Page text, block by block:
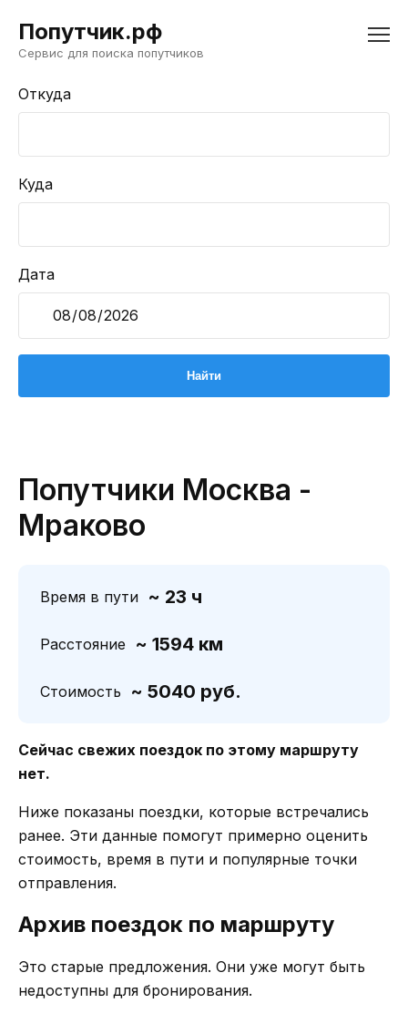
Попутчик.рф
Сервис для поиска попутчиков
Откуда
Куда
Дата
Попутчики Москва -
Мраково
Время в пути ~ 23 ч
Расстояние ~ 1594 км
Стоимость ~ 5040 руб.
Сейчас свежих поездок по этому маршруту
нет.
Ниже показаны поездки, которые встречались
ранее. Эти данные помогут примерно оценить
стоимость, время в пути и популярные точки
отправления.
Архив поездок по маршруту
Это старые предложения. Они уже могут быть
недоступны для бронирования.